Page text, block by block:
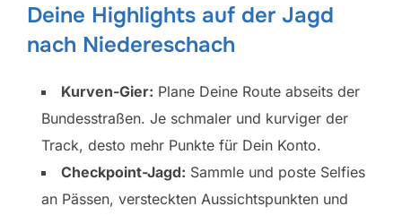
Deine Highlights auf der Jagd
nach Niedereschach
Kurven-Gier: Plane Deine Route abseits der
Bundesstraßen. Je schmaler und kurviger der
Track, desto mehr Punkte für Dein Konto.
Checkpoint-Jagd: Sammle und poste Selfies
an Pässen, versteckten Aussichtspunkten und